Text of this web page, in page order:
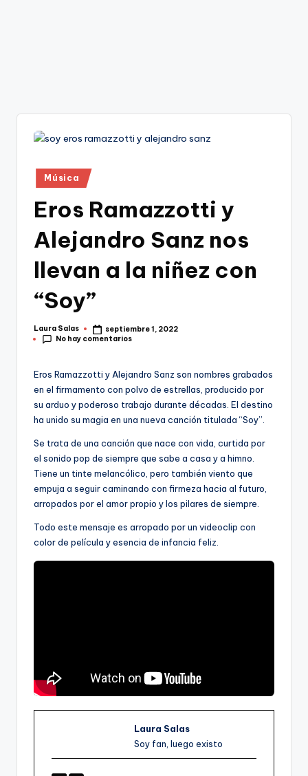
Publicado
en
Música
Eros Ramazzotti y
Alejandro Sanz nos
llevan a la niñez con
“Soy”
Publicado
por
Laura Salas
septiembre 1, 2022
No hay comentarios
Eros Ramazzotti y Alejandro Sanz son nombres grabados
en el firmamento con polvo de estrellas, producido por
su arduo y poderoso trabajo durante décadas. El destino
ha unido su magia en una nueva canción titulada “Soy”.
Se trata de una canción que nace con vida, curtida por
el sonido pop de siempre que sabe a casa y a himno.
Tiene un tinte melancólico, pero también viento que
empuja a seguir caminando con firmeza hacia al futuro,
arropados por el amor propio y los pilares de siempre.
Todo este mensaje es arropado por un videoclip con
color de película y esencia de infancia feliz.
Laura Salas
Soy fan, luego existo